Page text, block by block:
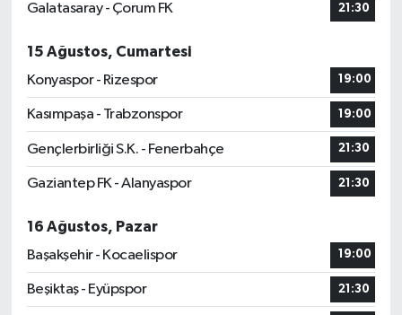
Galatasaray - Çorum FK
21:30
15 Ağustos, Cumartesi
Konyaspor - Rizespor
19:00
Kasımpaşa - Trabzonspor 19:00
Gençlerbirliği S.K. - Fenerbahçe 21:30
Gaziantep FK - Alanyaspor 21:30
16 Ağustos, Pazar
Başakşehir - Kocaelispor
19:00
Beşiktaş - Eyüpspor 21:30